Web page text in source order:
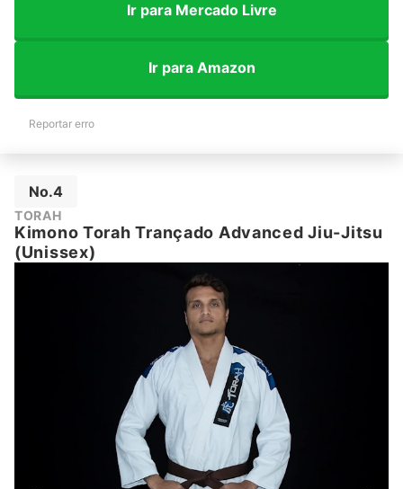
Ir para Mercado Livre
Ir para Amazon
Reportar erro
No.4
TORAH
Kimono Torah Trançado Advanced Jiu-Jitsu
(Unissex)